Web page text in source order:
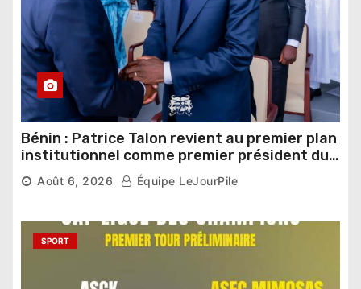
Bénin : Patrice Talon revient au premier plan
institutionnel comme premier président du
Sénat
Août 6, 2026 Équipe LeJourPile
SPORT